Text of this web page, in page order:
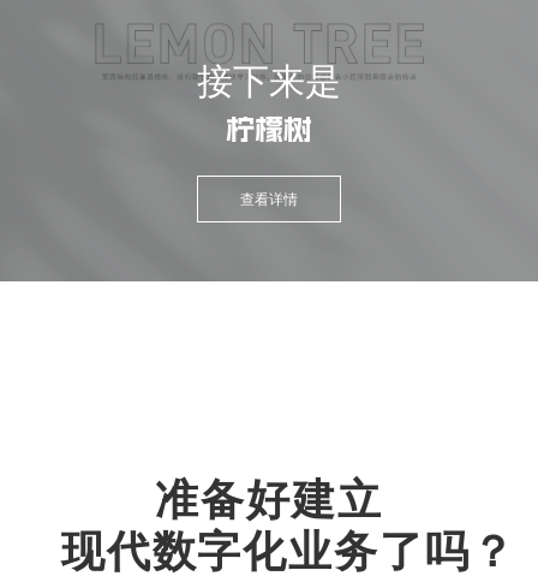
接下来是
柠檬树
查看详情
准备好建立
现代数字化业务了吗？